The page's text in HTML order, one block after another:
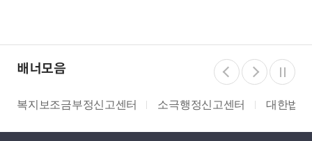
배너모음
복지보조금부정신고센터 소극행정신고센터 대한법